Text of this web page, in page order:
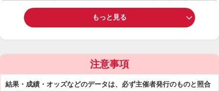
もっと見る
注意事項
結果・成績・オッズなどのデータは、必ず主催者発行のものと照合